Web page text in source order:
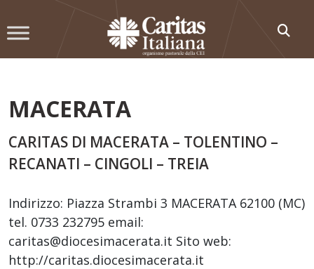
to
MACERATA
CARITAS DI MACERATA – TOLENTINO –
RECANATI – CINGOLI – TREIA
Indirizzo: Piazza Strambi 3 MACERATA 62100 (MC)
tel. 0733 232795 email:
caritas@diocesimacerata.it Sito web:
http://caritas.diocesimacerata.it